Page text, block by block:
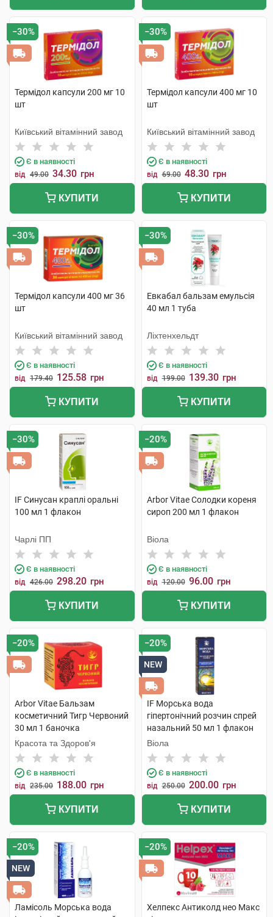
−30%
Термідол капсули 200 мг 10
шт
Київський вітамінний завод
Є в наявності
від 49.00 34.30 грн
КУПИТИ
−30%
Термідол капсули 400 мг 10
шт
Київський вітамінний завод
Є в наявності
від 69.00 48.30 грн
КУПИТИ
−30%
Термідол капсули 400 мг 36
шт
Київський вітамінний завод
Є в наявності
від 179.40 125.58 грн
КУПИТИ
−30%
Евкабал бальзам емульсія
40 мл 1 туба
Ліхтенхельдт
Є в наявності
від 199.00 139.30 грн
КУПИТИ
−30%
IF Синусан краплі оральні
100 мл 1 флакон
Чарлі ПП
Є в наявності
від 426.00 298.20 грн
КУПИТИ
−20%
Arbor Vitae Солодки кореня
сироп 200 мл 1 флакон
Віола
Є в наявності
від 120.00 96.00 грн
КУПИТИ
−20%
Arbor Vitae Бальзам
косметичний Тигр Червоний
30 мл 1 баночка
Красота та Здоров'я
Є в наявності
від 235.00 188.00 грн
КУПИТИ
−20%
NEW
IF Морська вода
гіпертонічний розчин спрей
назальний 50 мл 1 флакон
Віола
Є в наявності
від 250.00 200.00 грн
КУПИТИ
−20%
NEW
Ламісоль Морська вода
−20%
Хелпекс Антиколд нео Макс